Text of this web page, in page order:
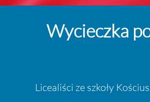
Wycieczka
Licealiści ze szkoły